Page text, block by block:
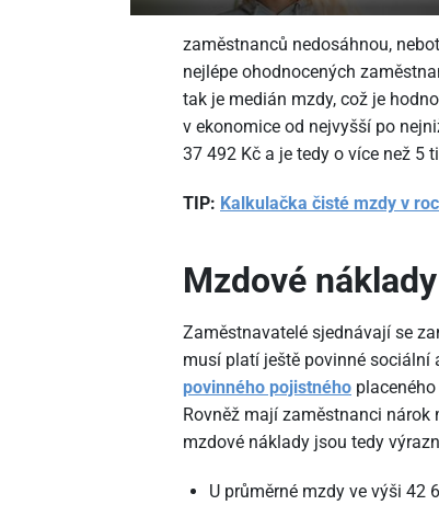
zaměstnanců nedosáhnou,
nejlépe ohodnocených
tak je medián mzdy, což je
v ekonomice od nejvyšší po
37 492 Kč a je tedy o více než 5
TIP: Kalkulačka čisté mzdy v
Mzdové náklady
Zaměstnavatelé sjednávají se
musí platí ještě povinné sociální
povinného pojistného
Rovněž mají zaměstnanci
mzdové náklady jsou tedy
U průměrné mzdy ve výši 42